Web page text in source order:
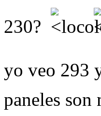
230?
yo veo 293
paneles